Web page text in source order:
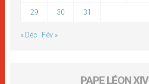
29 30 31
« Déc Fév »
PAPE LÉON XIV